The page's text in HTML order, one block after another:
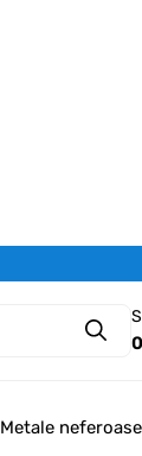
Metale neferoase